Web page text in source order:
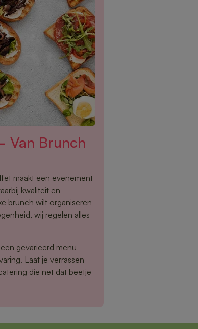
Van Brunch
maakt een evenement
kwaliteit en
brunch wilt organiseren
wij regelen alles
gevarieerd menu
Laat je verrassen
die net dat beetje